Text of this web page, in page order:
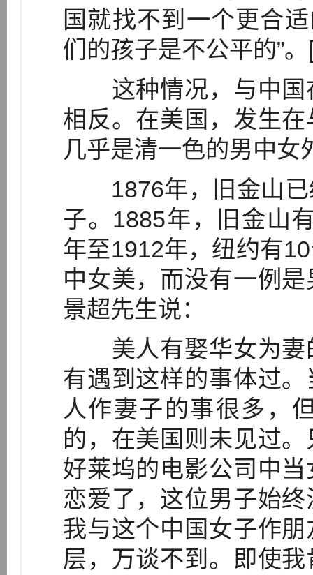
国就找不到一个更合
们的孩子是不公平的”
这种情况，与中国
相反。在美国，发生
几乎是清一色的男中女
1876年，旧金山已
子。1885年，旧金山
年至1912年，纽约有
中女美，而没有一例
景超先生说：
美人有娶华女为妻
有遇到这样的事体过
人作妻子的事很多，
的，在美国则未见过
好莱坞的电影公司中
恋爱了，这位男子始
我与这个中国女子作
层，万谈不到。即使